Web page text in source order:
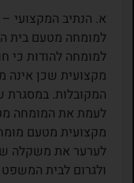
א. הנתיב המקצועי
למומחה מטעם בית
למומחה להודות כי
מקצועית שכן אינה
המקובלות. במסגרת
לעמת את המומחה
מקצועית מטעם
לערער את משקלה
ולגרום לבית